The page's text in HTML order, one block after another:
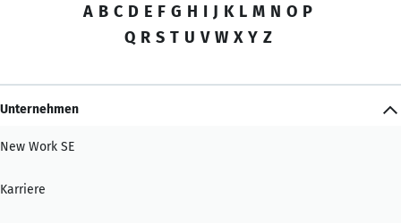
A B C D E F G H I J K L M N O P
Q R S T U V W X Y Z
Unternehmen
New Work SE
Karriere